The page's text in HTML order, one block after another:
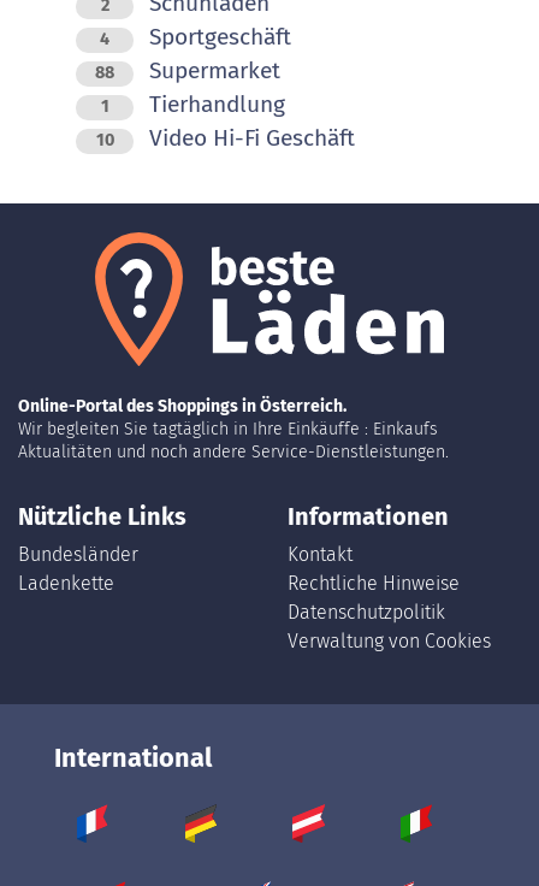
2
4 Sportgeschäft
88 Supermarket
1 Tierhandlung
10 Video Hi-Fi Geschäft
Online-Portal des Shoppings in Österreich.
Wir begleiten Sie tagtäglich in Ihre Einkäuffe : Einkaufs
Aktualitäten und noch andere Service-Dienstleistungen.
Nützliche Links
Bundesländer
Ladenkette
Informationen
Kontakt
Rechtliche Hinweise
Datenschutzpolitik
Verwaltung von Cookies
International